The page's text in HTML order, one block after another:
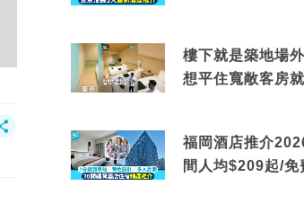
樓下就是築地場
想平住寬敞客房
福岡酒店推介
間人均$209起/免